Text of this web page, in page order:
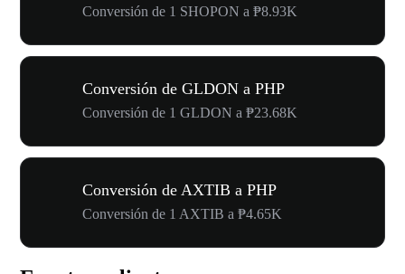
Conversión de 1 SHOPON a ₱8.93K
Conversión de GLDON a PHP
Conversión de 1 GLDON a ₱23.68K
Conversión de AXTIB a PHP
Conversión de 1 AXTIB a ₱4.65K